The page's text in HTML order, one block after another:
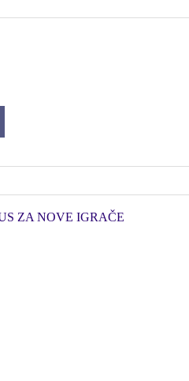
ZA NOVE IGRAČE